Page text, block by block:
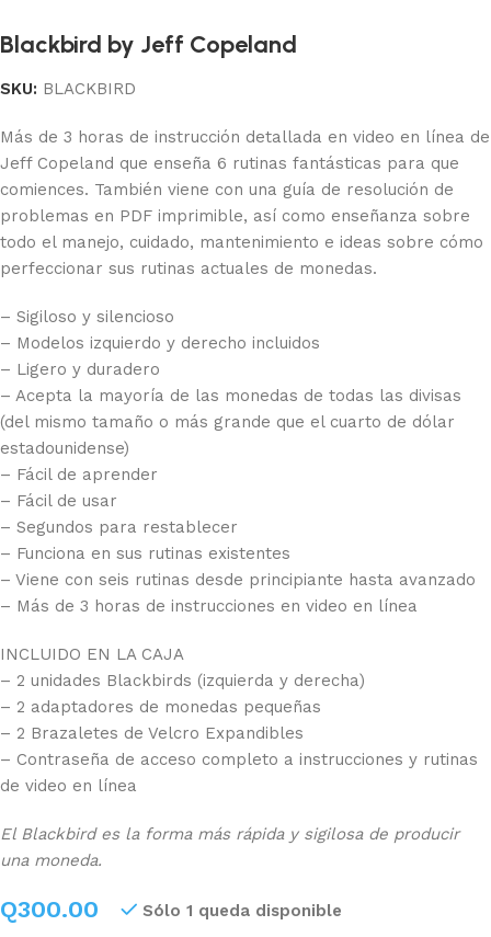
Blackbird by Jeff Copeland
SKU: BLACKBIRD
Más de 3 horas de instrucción detallada en video en línea de
Jeff Copeland que enseña 6 rutinas fantásticas para que
comiences. También viene con una guía de resolución de
problemas en PDF imprimible, así como enseñanza sobre
todo el manejo, cuidado, mantenimiento e ideas sobre cómo
perfeccionar sus rutinas actuales de monedas.
– Sigiloso y silencioso
– Modelos izquierdo y derecho incluidos
– Ligero y duradero
– Acepta la mayoría de las monedas de todas las divisas
(del mismo tamaño o más grande que el cuarto de dólar
estadounidense)
– Fácil de aprender
– Fácil de usar
– Segundos para restablecer
– Funciona en sus rutinas existentes
– Viene con seis rutinas desde principiante hasta avanzado
– Más de 3 horas de instrucciones en video en línea
INCLUIDO EN LA CAJA
– 2 unidades Blackbirds (izquierda y derecha)
– 2 adaptadores de monedas pequeñas
– 2 Brazaletes de Velcro Expandibles
– Contraseña de acceso completo a instrucciones y rutinas
de video en línea
El Blackbird es la forma más rápida y sigilosa de producir
una moneda.
Q300.00 Sólo 1 queda disponible